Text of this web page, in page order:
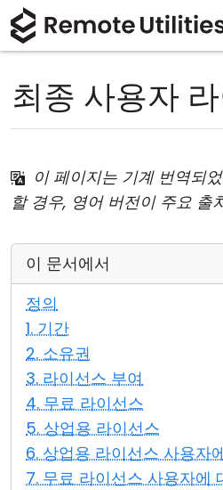
최종 사용자
이 페이지는 기계 번역되
할 경우, 영어 버전이 주요 출
이 문서에서
정의
1. 기간
2. 소유권
3. 라이선스 부여
4. 무료 라이선스
5. 상업용 라이선스
6. 상업용 라이선스 사용자
7. 무료 라이선스 사용자에
제품
보안
릴리즈 노트
연결 모드
무인 액세스
Active Directory 지원
MSI 구성
클라우드 & 온프레미스
솔루션
제조 및 소매업
교육 및 정부
정보 기술
다운로드
macOS
iOS/Android
구매
라이선스 어시스턴트
지원
문서
회사 소개
보도 자료실